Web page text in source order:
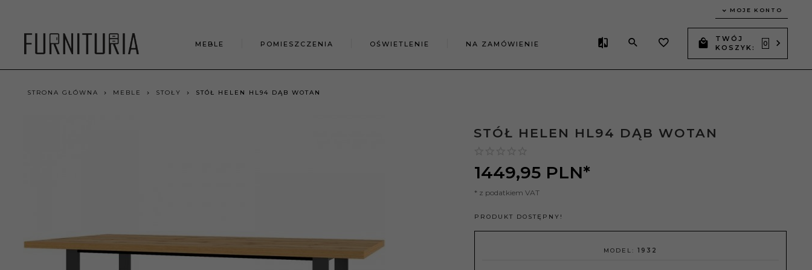
MOJE KONTO
MEBLE POMIESZCZENIA OŚWIETLENIE NA ZAMÓWIENIE
TWÓJ
KOSZYK:
0
STRONA GŁÓWNA MEBLE STOŁY STÓŁ HELEN HL94 DĄB WOTAN
STÓŁ HELEN HL94 DĄB WOTAN
1449,95 PLN*
* z podatkiem VAT
PRODUKT DOSTĘPNY!
MODEL: 1932